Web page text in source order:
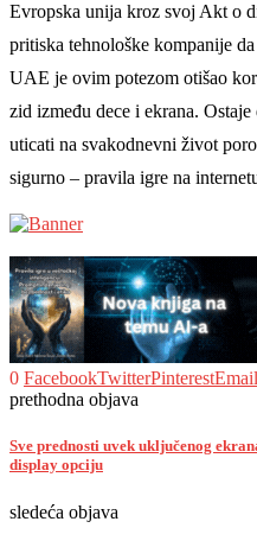
Evropska unija kroz svoj Akt o
pritiska tehnološke kompanije
UAE je ovim potezom otišao
zid između dece i ekrana.
uticati na svakodnevni život
sigurno – pravila igre na
0 FacebookTwitterPinterestEmail
prethodna objava
Sve prednosti uvek uključenog
display opciju
sledeća objava